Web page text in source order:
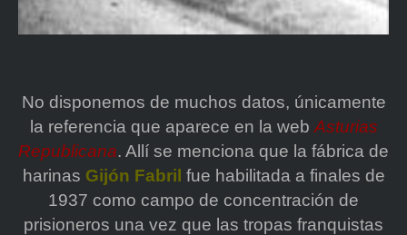
No disponemos de muchos datos, únicamente
la referencia que aparece en la web Asturias
Republicana. Allí se menciona que la fábrica de
harinas Gijón Fabril fue habilitada a finales de
1937 como campo de concentración de
prisioneros una vez que las tropas franquistas